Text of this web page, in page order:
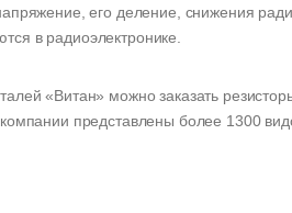
его деление, снижения
в радиоэлектронике.
«Витан» можно заказать
представлены более 1300